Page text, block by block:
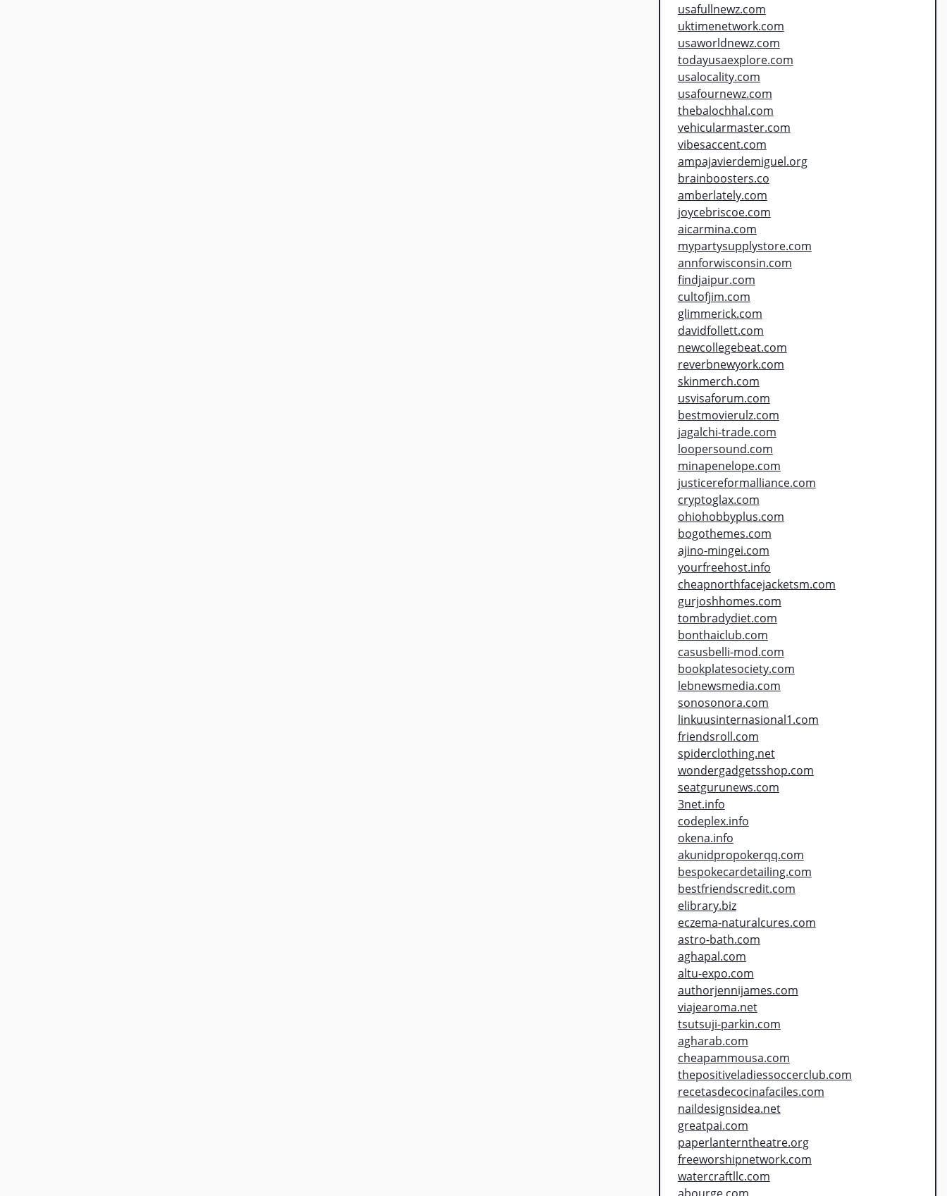
usafullnewz.com
uktimenetwork.com
usaworldnewz.com
todayusaexplore.com
usalocality.com
usafournewz.com
thebalochhal.com
vehicularmaster.com
vibesaccent.com
ampajavierdemiguel.org
brainboosters.co
amberlately.com
joycebriscoe.com
aicarmina.com
mypartysupplystore.com
annforwisconsin.com
findjaipur.com
cultofjim.com
glimmerick.com
davidfollett.com
newcollegebeat.com
reverbnewyork.com
skinmerch.com
usvisaforum.com
bestmovierulz.com
jagalchi-trade.com
loopersound.com
minapenelope.com
justicereformalliance.com
cryptoglax.com
ohiohobbyplus.com
bogothemes.com
ajino-mingei.com
yourfreehost.info
cheapnorthfacejacketsm.com
gurjoshhomes.com
tombradydiet.com
bonthaiclub.com
casusbelli-mod.com
bookplatesociety.com
lebnewsmedia.com
sonosonora.com
linkuusinternasional1.com
friendsroll.com
spiderclothing.net
wondergadgetsshop.com
seatgurunews.com
3net.info
codeplex.info
okena.info
akunidpropokerqq.com
bespokecardetailing.com
bestfriendscredit.com
elibrary.biz
eczema-naturalcures.com
astro-bath.com
aghapal.com
altu-expo.com
authorjennijames.com
viajearoma.net
tsutsuji-parkin.com
agharab.com
cheapammousa.com
thepositiveladiessoccerclub.com
recetasdecocinafaciles.com
naildesignsidea.net
greatpai.com
paperlanterntheatre.org
freeworshipnetwork.com
watercraftllc.com